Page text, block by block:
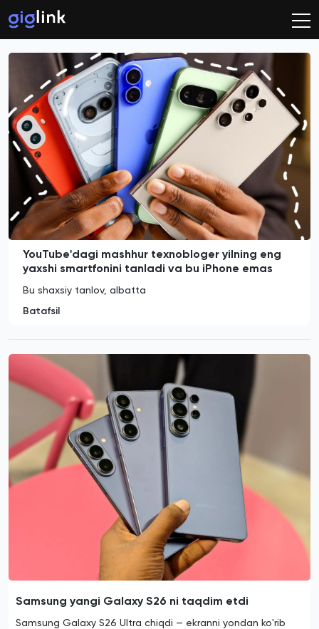
YouTube'dagi mashhur texnobloger yilning eng
yaxshi smartfonini tanladi va bu iPhone emas
Bu shaxsiy tanlov, albatta
Batafsil
Samsung yangi Galaxy S26 ni taqdim etdi
Samsung Galaxy S26 Ultra chiqdi — ekranni yondan ko'rib